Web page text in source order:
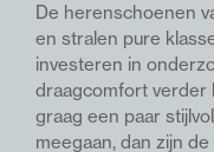
De herenschoenen
en stralen pure
investeren in
draagcomfort verder
graag een paar
meegaan, dan zijn